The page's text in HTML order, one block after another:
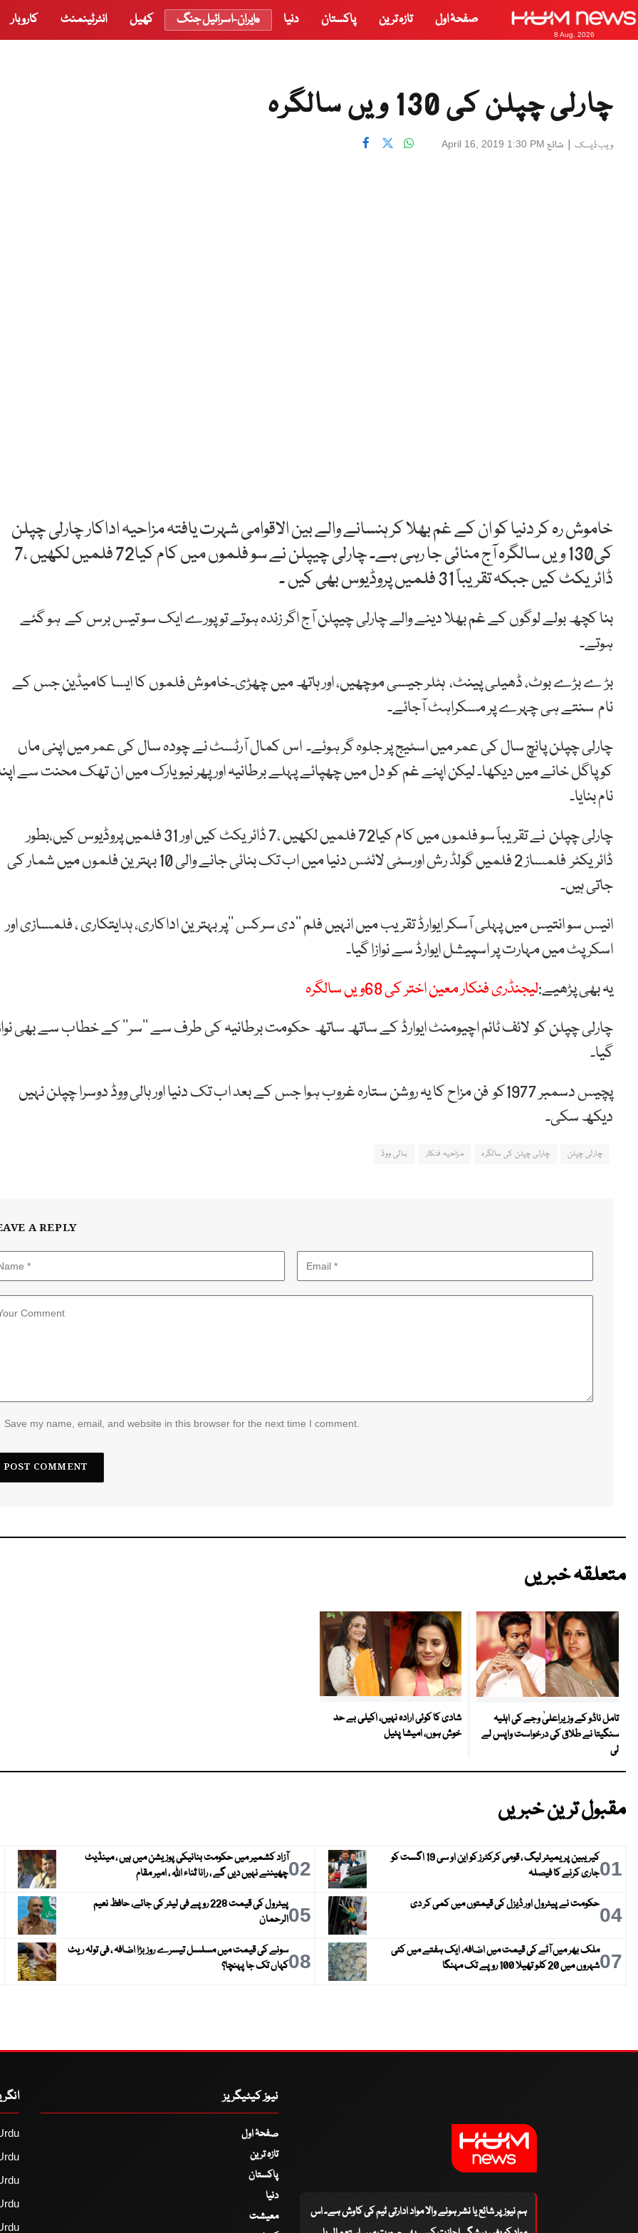
8 Aug, 2026
صفحۂ اول تازہ ترین پاکستان دنیا ایران-اسرائیل جنگ کھیل انٹرٹینمنٹ کاروبار
چارلی چپلن کی 130 ویں سالگرہ
ویب ڈیسک | شائع April 16, 2019 1:30 PM
خاموشرہکردنیاکوانکےغمبھلاکرہنسانےوالےبینالاقوامیشہرتیافتہمزاحیہاداکارچارلیچپلن
کی130
ویںسالگرہآجمنائیجارہیہے۔چارلیچیپلننےسوفلموںمیںکامکیا72 فلمیںلکھیں،7
ڈائریکٹکیںجبکہتقریباً فلمیںپروڈیوسبھیکیں۔
بناکچھبولےلوگوںکےغمبھلادینےوالےچارلیچیپلنآجاگر زندہ ہوتے تو پورےایکسوتیسبرسکےہوگئے
ہوتے۔
بڑےبڑےبوٹ،ڈھیلیپینٹ، ہٹلرجیسیموچھیں،اورہاتھمیںچھڑی۔خاموشفلموںکاایساکامیڈینجسکے
نام سنتےہیچہرےپرمسکراہٹآجائے۔
چارلی چپلن پانچسالکیعمرمیںاسٹیجپرجلوہگرہوئے۔اسکمالآرٹسٹنےچودہسالکیعمرمیںاپنیماں
کوپاگلخانےمیں دیکھا۔لیکناپنےغمکودلمیںچھپائےپہلےبرطانیہاورپھرنیویارکمیںانتھکمحنتسے
نامبنایا۔
چارلی چپلننےتقریباًسوفلموںمیںکامکیا72 فلمیںلکھیں،7 ڈائریکٹکیںاور31 فلمیںپروڈیوسکیں،بطور
ڈائریکٹر فلمساز2 فلمیںگولڈرشاورسٹیلائٹسدنیامیںابتکبنائیجانےوالی بہترینفلموںمیںشمارکی
جاتیہیں۔
انیسسوانتیسمیںپہلیآسکرایوارڈتقریبمیںانہیںفلم’’دیسرکس‘‘پربہتریناداکاری،ہدایتکاری،فلمسازیاور
اسکرپٹمیںمہارتپراسپیشلایوارڈسےنوازاگیا۔
یہ بھی پڑھیے:لیجنڈری فنکار معین اختر کی 68ویں سالگرہ
چارلی چپلن کولائفٹائماچیومنٹایوارڈکےساتھ ساتھ حکومتبرطانیہکیطرفسے’’سر‘‘کےخطابسےبھی
گیا۔
پچیسدسمبر1977کو فنمزاحکایہروشنستارہغروبہواجسکےبعدابتکدنیااور ہالی ووڈدوسراچپلننہیں
دیکھسکی۔
چارلی چپلن چارلی چپلن کی سالگرہ مزاحیہ فنکار ہالی ووڈ
A REPLY
Save my name, email, and website in this browser for the next time I comment.
متعلقہ خبریں
تامل ناڈو کے وزیراعلیٰ وجے کی اہلیہ
سنگیتا نے طلاق کی درخواست واپس لے
لی
شادی کا کوئی ارادہ نہیں، اکیلی بے حد
خوش ہوں، امیشا پٹیل
مقبول ترین خبریں
01
کیریبین پریمیئر لیگ ، قومی کرکٹرز کو این او سی 19 اگست کو
جاری کرنے کا فیصلہ
02آزاد کشمیر میں حکومت بنانیکی پوزیشن میں ہیں ، مینڈیٹ
چھیننے نہیں دیں گے ، رانا ثناء اللہ ، امیر مقام
04حکومت نے پیٹرول اور ڈیزل کی قیمتوں میں کمی کر دی 05
پیٹرول کی قیمت 228 روپے فی لیٹر کی جائے، حافظ نعیم
الرحمان
07ملک بھر میں آٹے کی قیمت میں اضافہ، ایک ہفتے میں کئی
شہروں میں 20 کلو تھیلا 100 روپے تک مہنگا
08سونے کی قیمت میں مسلسل تیسرے روز بڑا اضافہ ، فی تولہ ریٹ
کہاں تک جا پہنچا؟
ہم نیوز پر شائع یا نشر ہونے والا مواد ادارتی ٹیم کی کاوش ہے۔ اس
نیوز کیٹیگریز
صفحۂ اول
تازہ ترین
پاکستان
دنیا
معیشت